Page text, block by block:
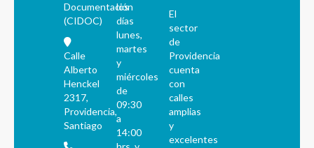
Documentación
(CIDOC)
Calle
Alberto
Henckel
2317,
Providencia,
Santiago
los
días
lunes,
martes
y
miércoles
de
09:30
a
14:00
El
sector
de
Providencia
cuenta
con
calles
amplias
y
excelentes